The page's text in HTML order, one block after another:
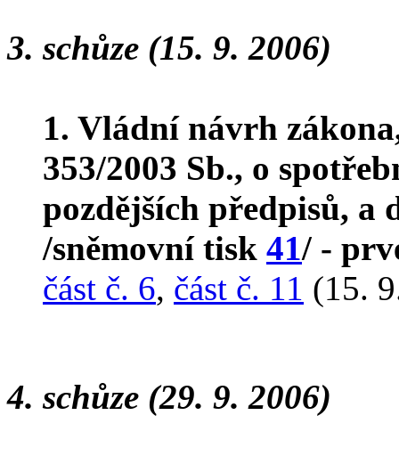
3. schůze (15. 9. 2006)
1. Vládní návrh
353/2003 Sb., o
pozdějších předpisů, a
/sněmovní tisk 41/ -
část č. 6, část č. 11 (15.
4. schůze (29. 9. 2006)